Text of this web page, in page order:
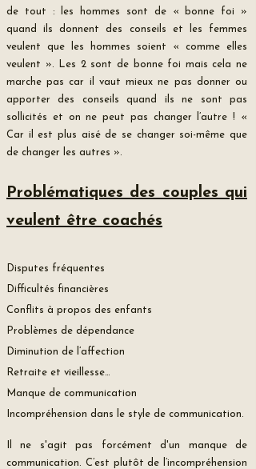
de tout : les hommes sont de « bonne foi »
quand ils donnent des conseils et les femmes
veulent que les hommes soient « comme elles
veulent ». Les 2 sont de bonne foi mais cela ne
marche pas car il vaut mieux ne pas donner ou
apporter des conseils quand ils ne sont pas
sollicités et on ne peut pas changer l’autre ! «
Car il est plus aisé de se changer soi-même que
de changer les autres ».
Problématiques des couples qui
veulent être coachés
Disputes fréquentes
Difficultés financières
Conflits à propos des enfants
Problèmes de dépendance
Diminution de l’affection
Retraite et vieillesse…
Manque de communication
Incompréhension dans le style de communication.​​
Il ne s'agit pas forcément d'un manque de
communication. C’est plutôt de l’incompréhension